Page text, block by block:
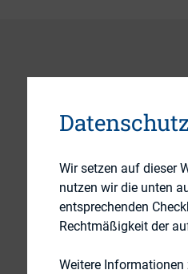
fängt den
Hinweis
Die
folgenden
Also
Wir setzen auf dieser
nutzen wir die unten
entsprechenden
Rechtmäßigkeit der
Weitere Informationen